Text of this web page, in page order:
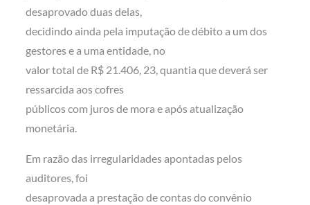
desaprovado duas delas,
decidindo ainda pela imputação de débito a um dos
gestores e a uma entidade, no
valor total de R$ 21.406, 23, quantia que deverá ser
ressarcida aos cofres
públicos com juros de mora e após atualização
monetária.
Em razão das irregularidades apontadas pelos
auditores, foi
desaprovada a prestação de contas do convênio